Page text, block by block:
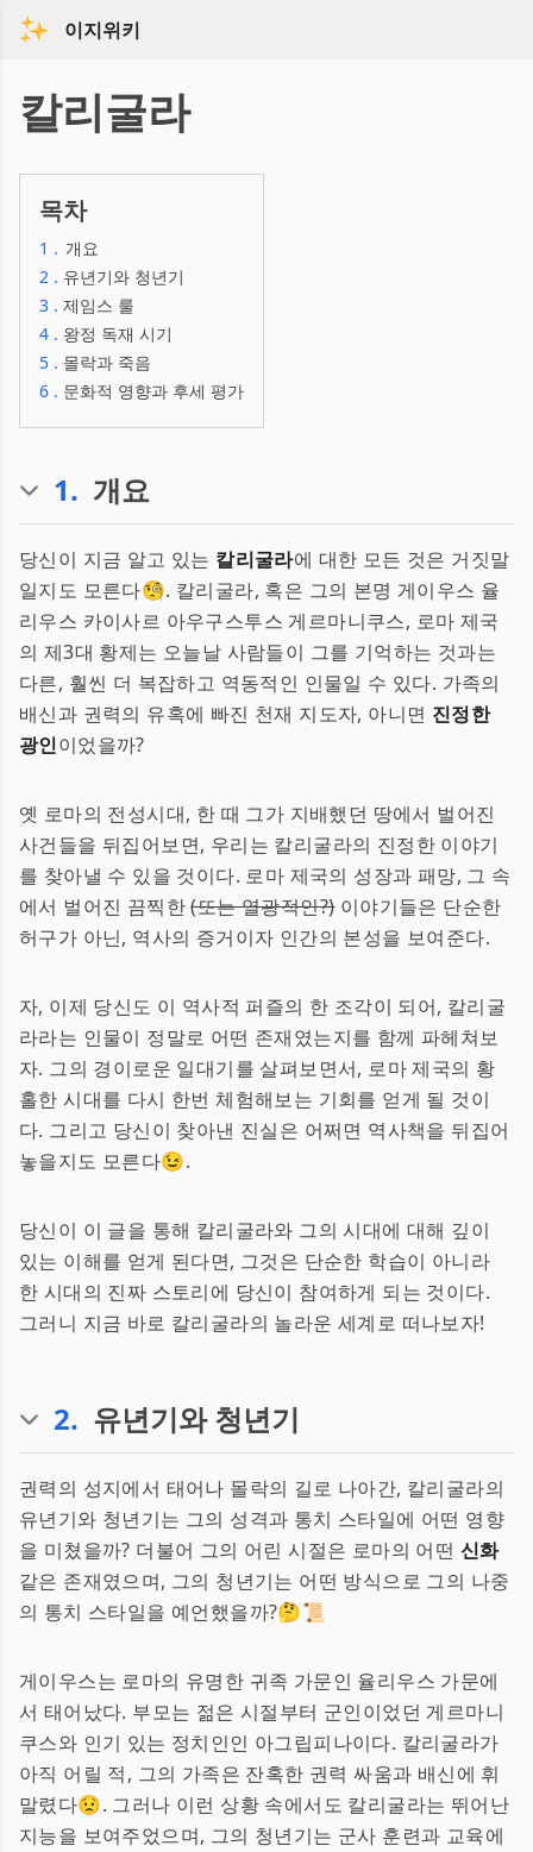
이지위키
칼리굴라
목차
1 . 개요
2 . 유년기와 청년기
3 . 제임스 룰
4 . 왕정 독재 시기
5 . 몰락과 죽음
6 . 문화적 영향과 후세 평가
1. 개요
당신이 지금 알고 있는 칼리굴라에 대한 모든 것은 거짓말
일지도 모른다🧐. 칼리굴라, 혹은 그의 본명 게이우스 율
리우스 카이사르 아우구스투스 게르마니쿠스, 로마 제국
의 제3대 황제는 오늘날 사람들이 그를 기억하는 것과는
다른, 훨씬 더 복잡하고 역동적인 인물일 수 있다. 가족의
배신과 권력의 유혹에 빠진 천재 지도자, 아니면 진정한
광인이었을까?
옛 로마의 전성시대, 한 때 그가 지배했던 땅에서 벌어진
사건들을 뒤집어보면, 우리는 칼리굴라의 진정한 이야기
를 찾아낼 수 있을 것이다. 로마 제국의 성장과 패망, 그 속
에서 벌어진 끔찍한(또는 열광적인?)이야기들은 단순한
허구가 아닌, 역사의 증거이자 인간의 본성을 보여준다.
자, 이제 당신도 이 역사적 퍼즐의 한 조각이 되어, 칼리굴
라라는 인물이 정말로 어떤 존재였는지를 함께 파헤쳐보
자. 그의 경이로운 일대기를 살펴보면서, 로마 제국의 황
홀한 시대를 다시 한번 체험해보는 기회를 얻게 될 것이
다. 그리고 당신이 찾아낸 진실은 어쩌면 역사책을 뒤집어
놓을지도 모른다😉.
당신이 이 글을 통해 칼리굴라와 그의 시대에 대해 깊이
있는 이해를 얻게 된다면, 그것은 단순한 학습이 아니라
한 시대의 진짜 스토리에 당신이 참여하게 되는 것이다.
그러니 지금 바로 칼리굴라의 놀라운 세계로 떠나보자!
2. 유년기와 청년기
권력의 성지에서 태어나 몰락의 길로 나아간, 칼리굴라의
유년기와 청년기는 그의 성격과 통치 스타일에 어떤 영향
을 미쳤을까? 더불어 그의 어린 시절은 로마의 어떤 신화
같은 존재였으며, 그의 청년기는 어떤 방식으로 그의 나중
의 통치 스타일을 예언했을까?🤔📜
게이우스는 로마의 유명한 귀족 가문인 율리우스 가문에
서 태어났다. 부모는 젊은 시절부터 군인이었던 게르마니
쿠스와 인기 있는 정치인인 아그립피나이다. 칼리굴라가
아직 어릴 적, 그의 가족은 잔혹한 권력 싸움과 배신에 휘
말렸다😟. 그러나 이런 상황 속에서도 칼리굴라는 뛰어난
지능을 보여주었으며, 그의 청년기는 군사 훈련과 교육에